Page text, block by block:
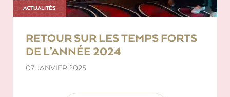
ACTUALITÉS
RETOUR SUR LES TEMPS FORTS
DE L’ANNÉE 2024
07 JANVIER 2025